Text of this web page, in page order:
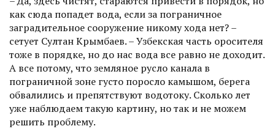
как сюда попадет вода, если за пограничное
заградительное сооружение никому хода нет? –
сетует Султан Крымбаев. – Узбекская часть оросителя
тоже в порядке, но до нас вода все равно не доходит.
А все потому, что земляное русло канала в
пограничной зоне густо поросло камышом, берега
обвалились и препятствуют водотоку. Сколько лет
уже наблюдаем такую картину, но так и не можем
решить проблему.